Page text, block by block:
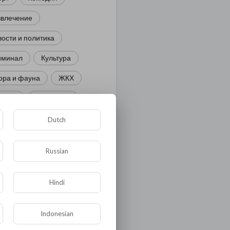
и политика
Культура
и фауна ЖКХ
Технологии
Dutch
Russian
Hindi
Indonesian